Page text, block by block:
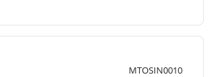
MTOSIN0010